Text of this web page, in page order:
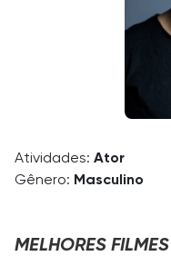
Atividades: Ator
Gênero: Masculino
MELHORES FILMES